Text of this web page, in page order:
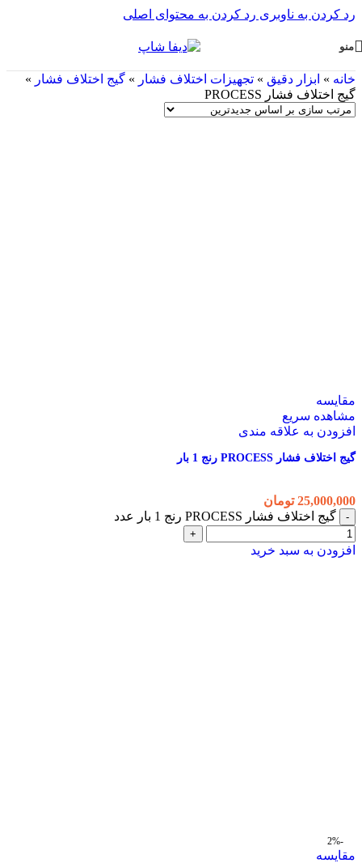
رد کردن به ناوبری رد کردن به محتوای اصلی
منو
خانه » ابزار دقیق » تجهیزات اختلاف فشار » گیج اختلاف فشار »
گیج اختلاف فشار PROCESS
مقایسه
مشاهده سریع
افزودن به علاقه مندی
گیج اختلاف فشار PROCESS رنج 1 بار
25,000,000 تومان
گیج اختلاف فشار PROCESS رنج 1 بار عدد
افزودن به سبد خرید
-2%
مقایسه